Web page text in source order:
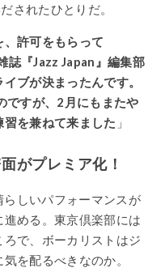
されたひとりだ。
許可をもらって
『Jazz Japan』 編集部
ブが決まったんです。
ですが、2月にもまたや
を兼ねて来ました 」
がプレミア化！
しいパフォーマンスが
める。東京倶楽部には
で、ボーカリストはジ
を配るべきなのか。